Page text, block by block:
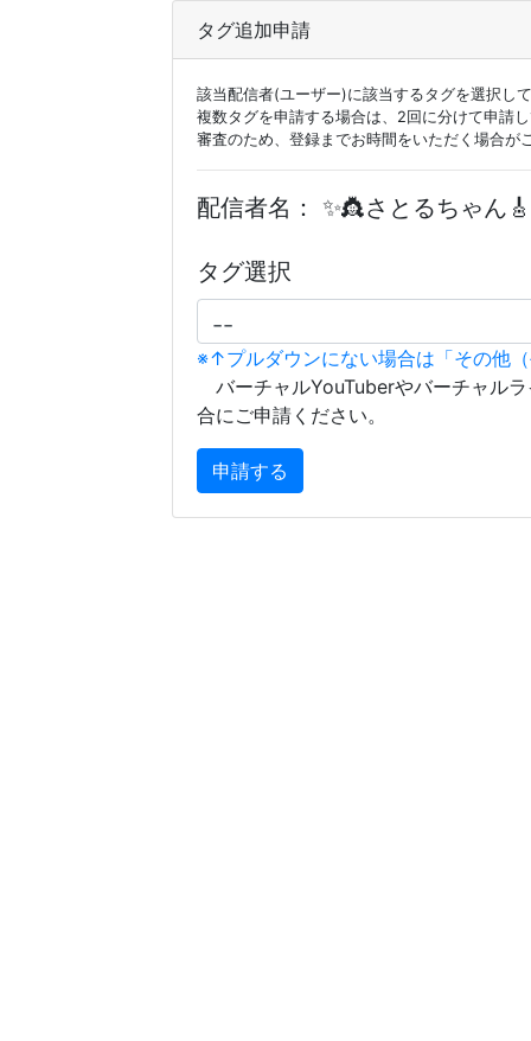
タグ追加申請
該当配信者(ユーザー)に該当するタグを選択し
複数タグを申請する場合は、2回に分けて申請
審査のため、登録までお時間をいただく場合が
配信者名： ✨️👸さとるちゃん
タグ選択
※↑プルダウンにない場合は「その他
バーチャルYouTuberやバーチャル
合にご申請ください。
申請する